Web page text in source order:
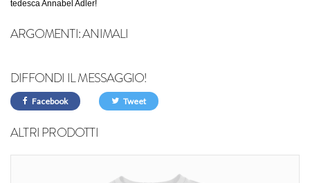
tedesca Annabel Adler!
ARGOMENTI:ANIMALI
DIFFONDI IL MESSAGGIO!
Facebook Tweet
ALTRI PRODOTTI